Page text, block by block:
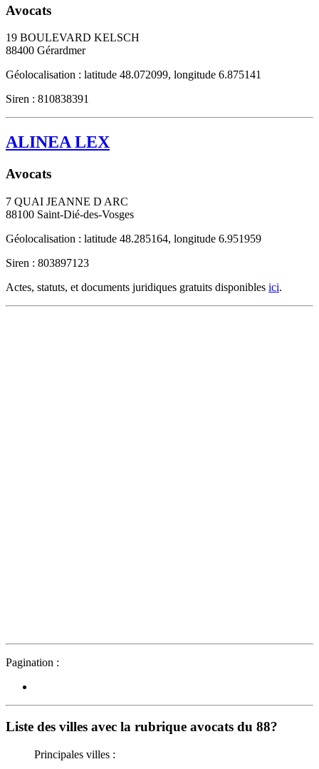
Avocats
19 BOULEVARD KELSCH
88400 Gérardmer
Géolocalisation : latitude 48.072099, longitude 6.875141
Siren : 810838391
ALINEA LEX
Avocats
7 QUAI JEANNE D ARC
88100 Saint-Dié-des-Vosges
Géolocalisation : latitude 48.285164, longitude 6.951959
Siren : 803897123
Actes, statuts, et documents juridiques gratuits disponibles ici.
Pagination :
Liste des villes avec la rubrique avocats du 88?
Principales villes :